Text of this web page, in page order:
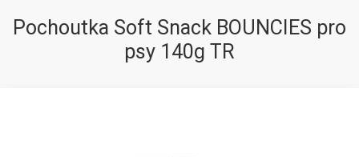
Pochoutka Soft Snack BOUNCIES pro
psy 140g TR